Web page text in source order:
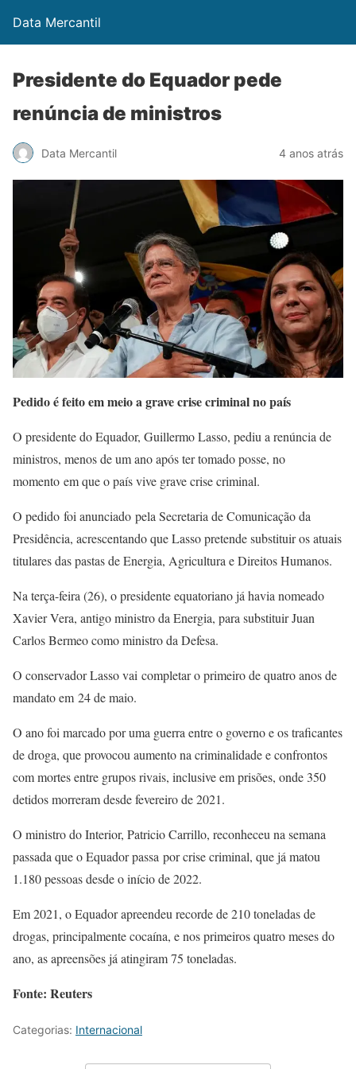
Data Mercantil
Presidente do Equador pede
renúncia de ministros
Data Mercantil 4 anos atrás
Pedido é feito em meio a grave crise criminal no país
O presidente do Equador, Guillermo Lasso, pediu a renúncia de
ministros, menos de um ano após ter tomado posse, no
momento em que o país vive grave crise criminal.
O pedido foi anunciado pela Secretaria de Comunicação da
Presidência, acrescentando que Lasso pretende substituir os atuais
titulares das pastas de Energia, Agricultura e Direitos Humanos.
Na terça-feira (26), o presidente equatoriano já havia nomeado
Xavier Vera, antigo ministro da Energia, para substituir Juan
Carlos Bermeo como ministro da Defesa.
O conservador Lasso vai completar o primeiro de quatro anos de
mandato em 24 de maio.
O ano foi marcado por uma guerra entre o governo e os traficantes
de droga, que provocou aumento na criminalidade e confrontos
com mortes entre grupos rivais, inclusive em prisões, onde 350
detidos morreram desde fevereiro de 2021.
O ministro do Interior, Patricio Carrillo, reconheceu na semana
passada que o Equador passa por crise criminal, que já matou
1.180 pessoas desde o início de 2022.
Em 2021, o Equador apreendeu recorde de 210 toneladas de
drogas, principalmente cocaína, e nos primeiros quatro meses do
ano, as apreensões já atingiram 75 toneladas.
Fonte: Reuters
Categorias: Internacional